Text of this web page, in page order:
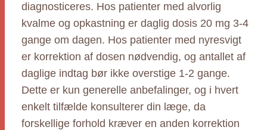
diagnosticeres. Hos patienter med alvorlig
kvalme og opkastning er daglig dosis 20 mg 3-4
gange om dagen. Hos patienter med nyresvigt
er korrektion af dosen nødvendig, og antallet af
daglige indtag bør ikke overstige 1-2 gange.
Dette er kun generelle anbefalinger, og i hvert
enkelt tilfælde konsulterer din læge, da
forskellige forhold kræver en anden korrektion